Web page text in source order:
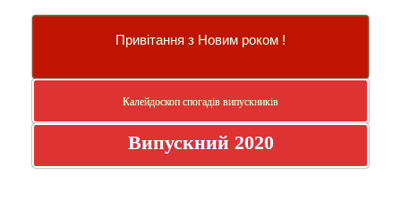
Привітання з Новим роком !
Калейдоскоп спогадів випускників
Випускний 2020